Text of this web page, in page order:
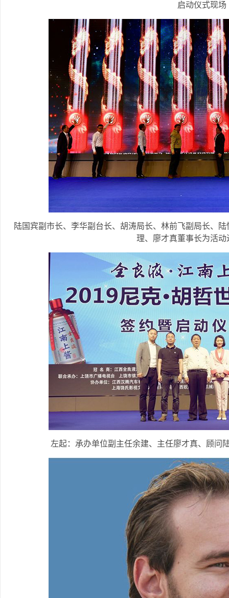
启动仪式现场
陆国宾副市长、李华副台长、胡涛局长、林前飞副局长、
理、廖才真董事长为活动
左起：承办单位副主任余建、主任廖才真、顾问